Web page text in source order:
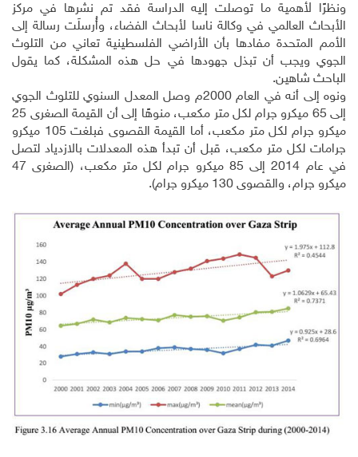
ونظرًا لأهمية ما توصلت إليه الدراسة فقد تم نشرها في مركز
الأبحاث العالمي في وكالة ناسا لأبحاث الفضاء، وأُرسلَت رسالة إلى
الأمم المتحدة مفادها بأن الأراضي الفلسطينية تعاني من التلوث
الجوي ويجب أن تبذل جهودها في حل هذه المشكلة، كما يقول
الباحث شاهين.
ونوه إلى أنه في العام 2000م وصل المعدل السنوي للتلوث الجوي
إلى 65 ميكرو جرام لكل متر مكعب، منوهًا إلى أن القيمة الصغرى 25
ميكرو جرام لكل متر مكعب، أما القيمة القصوى فبلغت 105 ميكرو
جرامات لكل متر مكعب، قبل أن تبدأ هذه المعدلات بالازدياد لتصل
في عام 2014 إلى 85 ميكرو جرام لكل متر مكعب، (الصغرى 47
ميكرو جرام، والقصوى 130 ميكرو جرام).